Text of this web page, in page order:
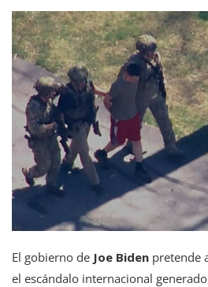
El gobierno de Joe Biden pretende
el escándalo internacional